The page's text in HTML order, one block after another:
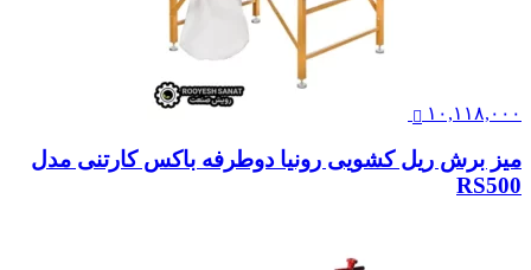
۱۰,۱۱۸,۰۰۰
میز برش ریل کشویی رونیا دوطرفه باکس کارتنی مدل
RS500